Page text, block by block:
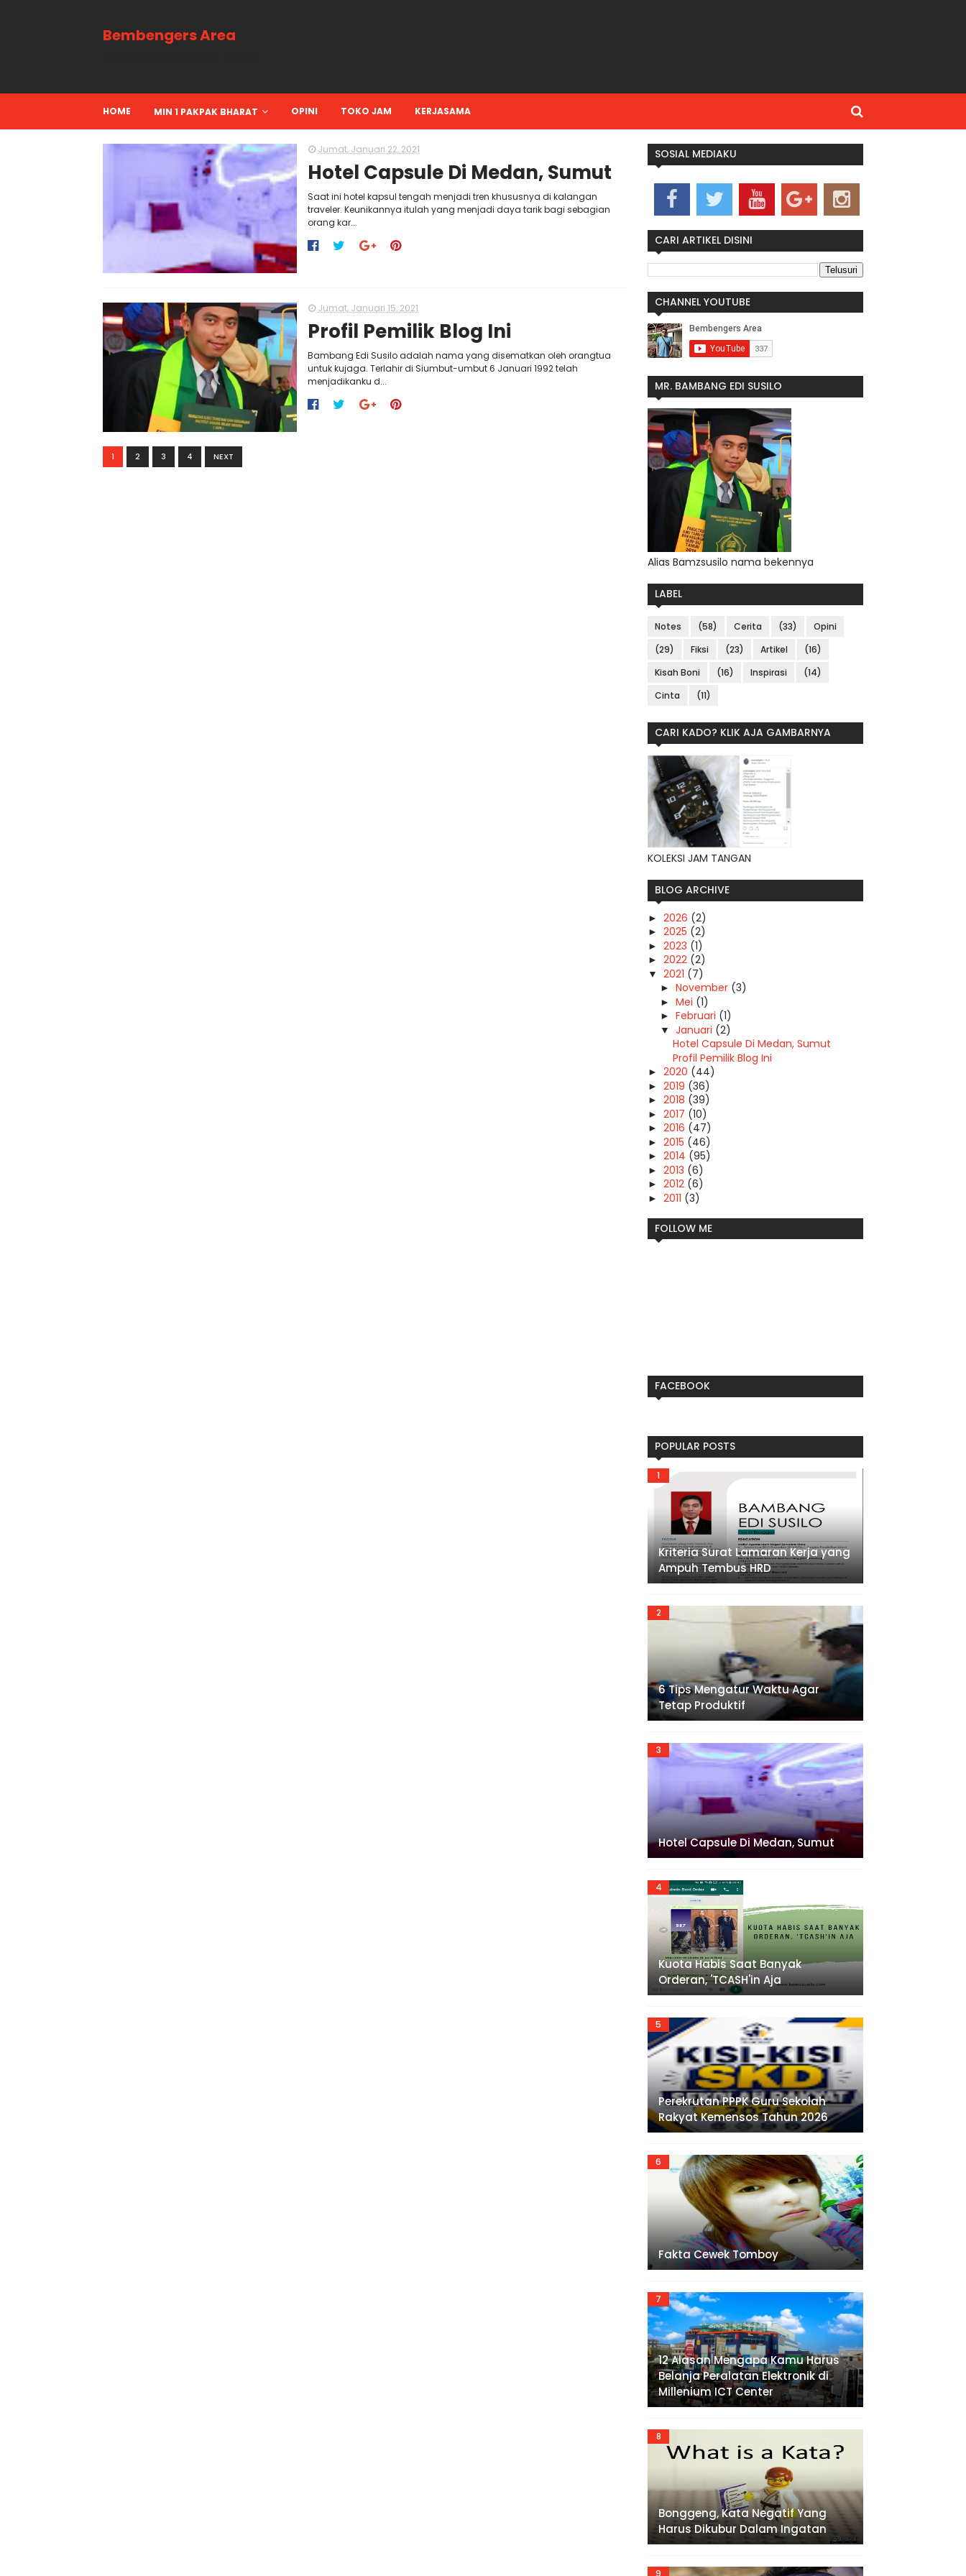
Bembengers Area
HOME MIN 1 PAKPAK BHARAT OPINI TOKO JAM KERJASAMA
Jumat, Januari 22, 2021
Hotel Capsule Di Medan, Sumut
Saat ini hotel kapsul tengah menjadi tren khususnya di kalangan
traveler. Keunikannya itulah yang menjadi daya tarik bagi sebagian
orang kar...
Jumat, Januari 15, 2021
Profil Pemilik Blog Ini
Bambang Edi Susilo adalah nama yang disematkan oleh orangtua
untuk kujaga. Terlahir di Siumbut-umbut 6 Januari 1992 telah
menjadikanku d...
1 2 3 4 NEXT
SOSIAL MEDIAKU
CARI ARTIKEL DISINI
CHANNEL YOUTUBE
MR. BAMBANG EDI SUSILO
Alias Bamzsusilo nama bekennya
LABEL
Notes (58) Cerita (33)
Opini
(29)
Fiksi (23) Artikel
(16)
Kisah Boni
(16) Inspirasi
(14)
Cinta
(11)
CARI KADO? KLIK AJA GAMBARNYA
KOLEKSI JAM TANGAN
BLOG ARCHIVE
► 2026 (2)
► 2025 (2)
► 2023 (1)
► 2022 (2)
▼ 2021 (7)
► November (3)
► Mei (1)
► Februari (1)
▼ Januari (2)
Hotel Capsule Di Medan, Sumut
Profil Pemilik Blog Ini
► 2020 (44)
► 2019 (36)
► 2018 (39)
► 2017 (10)
► 2016 (47)
► 2015 (46)
► 2014 (95)
► 2013 (6)
► 2012 (6)
► 2011 (3)
FOLLOW ME
FACEBOOK
POPULAR POSTS
Kriteria Surat Lamaran Kerja yang
Ampuh Tembus HRD
6 Tips Mengatur Waktu Agar
Tetap Produktif
Hotel Capsule Di Medan, Sumut
Kuota Habis Saat Banyak
Orderan, 'TCASH'in Aja
Perekrutan PPPK Guru Sekolah
Rakyat Kemensos Tahun 2026
Fakta Cewek Tomboy
12 Alasan Mengapa Kamu Harus
Belanja Peralatan Elektronik di
Millenium ICT Center
Bonggeng, Kata Negatif Yang
Harus Dikubur Dalam Ingatan